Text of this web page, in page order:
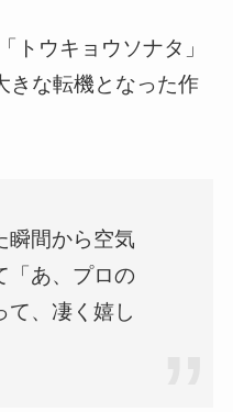
トウキョウソナタ」
きな転機となった作
瞬間から空気
「あ、プロの
て、凄く嬉し